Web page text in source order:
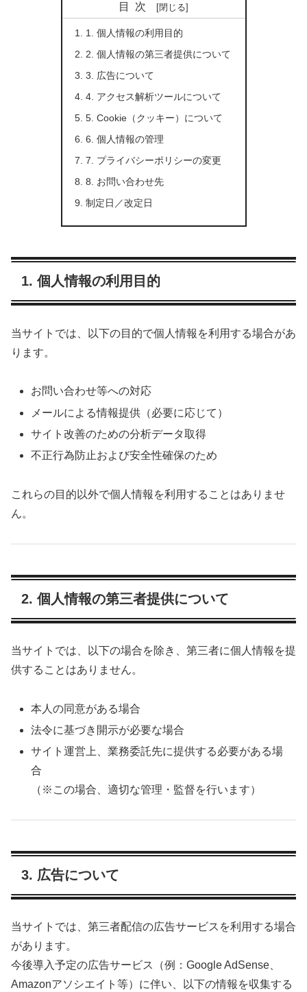
目次
1. 個人情報の利用目的
2. 個人情報の第三者提供について
3. 広告について
4. アクセス解析ツールについて
5. Cookie（クッキー）について
6. 個人情報の管理
7. プライバシーポリシーの変更
8. お問い合わせ先
制定日／改定日
1. 個人情報の利用目的
当サイトでは、以下の目的で個人情報を利用する場合があ
ります。
お問い合わせ等への対応
メールによる情報提供（必要に応じて）
サイト改善のための分析データ取得
不正行為防止および安全性確保のため
これらの目的以外で個人情報を利用することはありませ
ん。
2. 個人情報の第三者提供について
当サイトでは、以下の場合を除き、第三者に個人情報を提
供することはありません。
本人の同意がある場合
法令に基づき開示が必要な場合
サイト運営上、業務委託先に提供する必要がある場
合
（※この場合、適切な管理・監督を行います）
3. 広告について
当サイトでは、第三者配信の広告サービスを利用する場合
があります。
今後導入予定の広告サービス（例：Google AdSense、
Amazonアソシエイト等）に伴い、以下の情報を収集する